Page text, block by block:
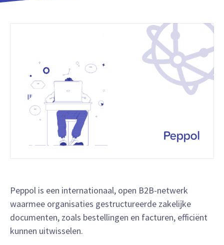
Peppol is een internationaal, open B2B-netwerk
waarmee organisaties gestructureerde zakelijke
documenten, zoals bestellingen en facturen, efficiënt
kunnen uitwisselen.